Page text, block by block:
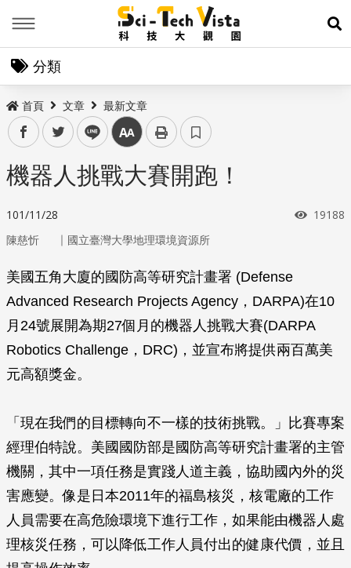
展
分類
首頁 文章 最新文章
facebooktwitter line 中
機器人挑戰大賽開跑！
101/11/28 瀏覽次
19188
陳慈忻 ｜ 國立臺灣大學地理環境資源所
美國五角大廈的國防高等研究計畫署 (Defense
Advanced Research Projects Agency，DARPA)在10
月24號展開為期27個月的機器人挑戰大賽(DARPA
Robotics Challenge，DRC)，並宣布將提供兩百萬美
元高額獎金。
「現在我們的目標轉向不一樣的技術挑戰。」比賽專案
經理伯特說。美國國防部是國防高等研究計畫署的主管
機關，其中一項任務是實踐人道主義，協助國內外的災
害應變。像是日本2011年的福島核災，核電廠的工作
人員需要在高危險環境下進行工作，如果能由機器人處
理核災任務，可以降低工作人員付出的健康代價，並且